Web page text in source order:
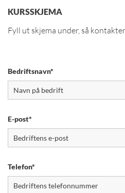
KURSSKJEMA
Fyll ut skjema under, så
Bedriftsnavn*
E-post*
Telefon*